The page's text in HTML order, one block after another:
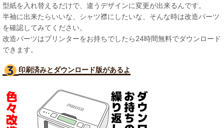
型紙を入れ替えるだけで、違うデザインに変更が出来るんです。
半袖に出来たらいいな、シャツ襟にしたいな、そんな時は改造パーツ
を確認してみてください。
改造パーツはプリンターをお持ちでしたら24時間無料でダウンロード
できます。
印刷済みとダウンロード版があるよ